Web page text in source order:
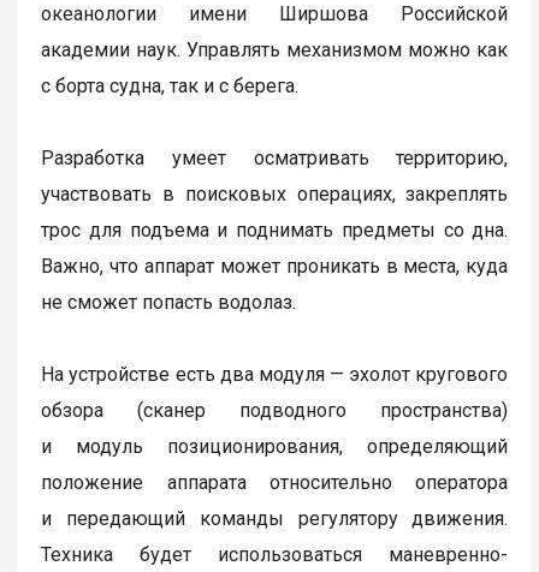
океанологии имени Ширшова Российской
академии наук. Управлять механизмом можно как
с борта судна, так и с берега.
Разработка умеет осматривать территорию,
участвовать в поисковых операциях, закреплять
трос для подъема и поднимать предметы со дна.
Важно, что аппарат может проникать в места, куда
не сможет попасть водолаз.
На устройстве есть два модуля — эхолот кругового
обзора (сканер подводного пространства)
и модуль позиционирования, определяющий
положение аппарата относительно оператора
и передающий команды регулятору движения.
Техника будет использоваться маневренно-